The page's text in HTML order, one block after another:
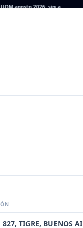
2026: sin acuerdo,
TIGRE, BUENOS